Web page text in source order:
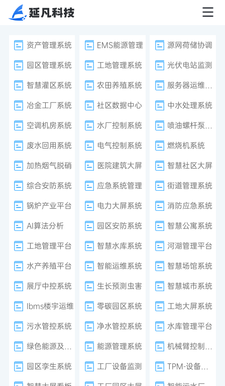
资产管理系统 EMS能源管理
源网荷储协调
园区管理系统
工地管理系统
光伏电站监测
智慧灌区系统
农田养殖系统
服务器运维监控
冶金工厂系统
社区数据中心
中水处理系统
空调机房系统
水厂控制系统
喷油螺杆泵系统
废水回用系统
电气控制系统
燃烧机系统
加热烟气脱硝
医院建筑大屏
智慧社区大屏
综合安防系统
应急系统管理
街道管理系统
锅炉产业平台
电力大屏系统
消防应急系统
AI算法分析
园区安防系统
智慧公寓系统
工地管理平台
智慧水库系统
河湖管理平台
水产养殖平台
智能运维系统
智慧场馆系统
展厅中控系统
生长预测虫害
智慧城市系统
Ibms楼宇运维
零碳园区系统
工地大屏系统
污水管控系统
净水管控系统
水库管理平台
绿色能源及减排系统
能源管理系统
机械臂控制系统
园区孪生系统
工厂设备监测
TPM-设备管理